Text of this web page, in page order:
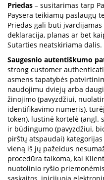
Priedas – susitarimas tarp
Paysera teikiamų paslaugų
Priedas gali būti
deklaracija, planas ar bet
Sutarties neatskiriama dalis.
Saugesnio autentiškumo
strong customer
asmens tapatybės
naudojimu dviejų arba
žinojimo (pavyzdžiui,
identifikavimo numeris),
token), lustinė kortelė (angl.
ir būdingumo (pavyzdžiui,
pirštų atspaudai)
vieną iš jų pažeidus
procedūra taikoma, kai
nuotolinio ryšio